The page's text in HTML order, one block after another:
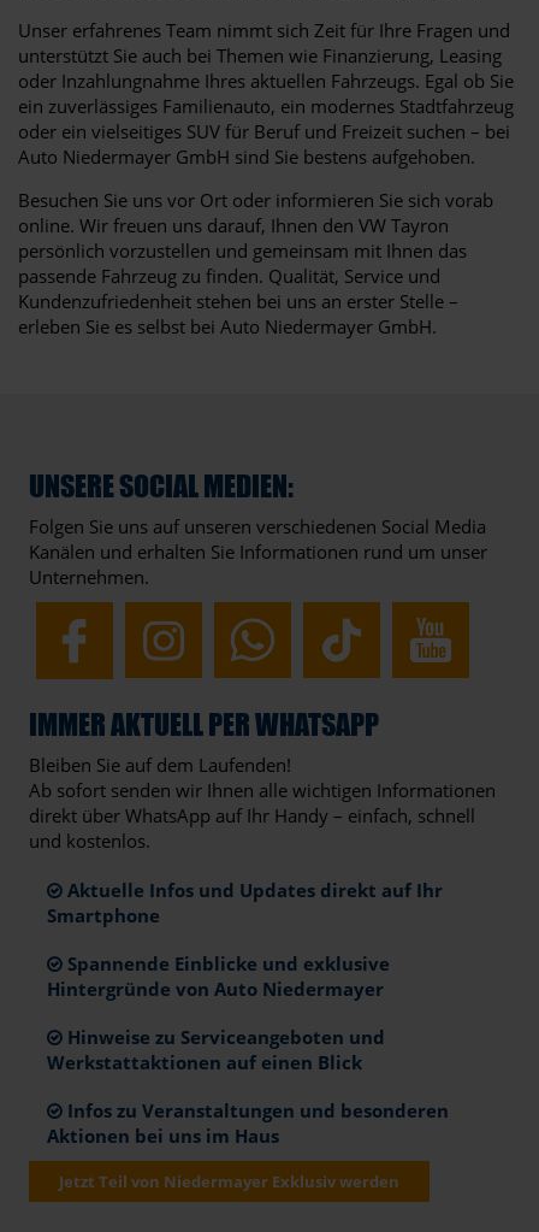
Unser erfahrenes Team nimmt sich Zeit für Ihre Fragen und
unterstützt Sie auch bei Themen wie Finanzierung, Leasing
oder Inzahlungnahme Ihres aktuellen Fahrzeugs. Egal ob Sie
ein zuverlässiges Familienauto, ein modernes Stadtfahrzeug
oder ein vielseitiges SUV für Beruf und Freizeit suchen – bei
Auto Niedermayer GmbH sind Sie bestens aufgehoben.
Besuchen Sie uns vor Ort oder informieren Sie sich vorab
online. Wir freuen uns darauf, Ihnen den VW Tayron
persönlich vorzustellen und gemeinsam mit Ihnen das
passende Fahrzeug zu finden. Qualität, Service und
Kundenzufriedenheit stehen bei uns an erster Stelle –
erleben Sie es selbst bei Auto Niedermayer GmbH.
UNSERE SOCIAL MEDIEN:
Folgen Sie uns auf unseren verschiedenen Social Media
Kanälen und erhalten Sie Informationen rund um unser
Unternehmen.
IMMER AKTUELL PER WHATSAPP
Bleiben Sie auf dem Laufenden!
Ab sofort senden wir Ihnen alle wichtigen Informationen
direkt über WhatsApp auf Ihr Handy – einfach, schnell
und kostenlos.
Aktuelle Infos und Updates direkt auf Ihr
Smartphone
Spannende Einblicke und exklusive
Hintergründe von Auto Niedermayer
Hinweise zu Serviceangeboten und
Werkstattaktionen auf einen Blick
Infos zu Veranstaltungen und besonderen
Aktionen bei uns im Haus
Jetzt Teil von Niedermayer Exklusiv werden